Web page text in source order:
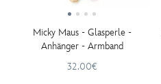
Micky Maus - Glasperle -
Anhänger - Armband
32.00€